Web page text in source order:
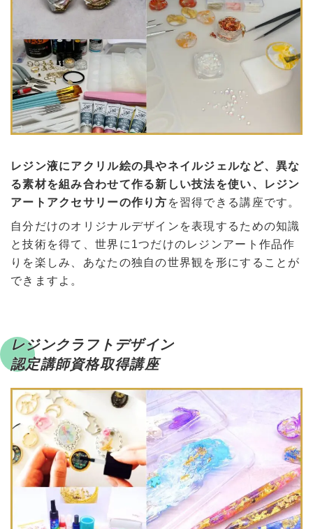
レジン液にアクリル絵の具やネイルジェルなど、異な
る素材を組み合わせて作る新しい技法を使い、レジン
アートアクセサリーの作り方 を習得できる講座です。
自分だけのオリジナルデザインを表現するための知識
と技術を得て、世界に1つだけのレジンアート作品作
りを楽しみ、あなたの独自の世界観を形にすることが
できますよ。
レジンクラフトデザイン
認定講師資格取得講座